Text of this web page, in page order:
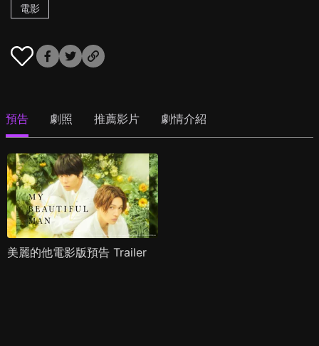
電影
預告 劇照 推薦影片 劇情介紹
美麗的他電影版預告 Trailer